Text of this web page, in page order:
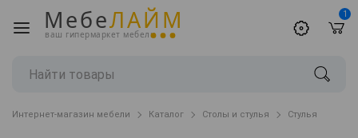
МебеЛАЙМ
ваш гипермаркет мебели
1
Интернет-магазин мебели Каталог Столы и стулья Стулья